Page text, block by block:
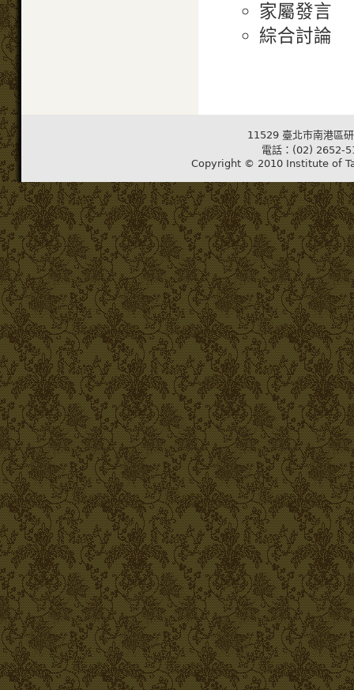
家屬發言
綜合討論
11529 臺北市南港區
電話：(02) 2652-
Copyright © 2010 Institute of